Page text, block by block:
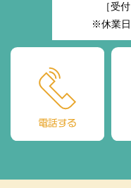
［受
※休業